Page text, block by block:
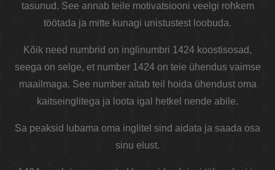
tasunud. See annab teile motivatsiooni veelgi rohkem
töötada ja mitte kunagi unistustest loobuda.
Kõik need numbrid on inglinumbri 1424 koostisosad,
seega on selge, et number 1424 on teie ühendus vaimse
maailmaga. See number aitab teil hoida ühendust oma
kaitseinglitega ja loota igal hetkel nende abile.
Sa peaksid lubama oma inglitel sind aidata ja saada osa
sinu elust.